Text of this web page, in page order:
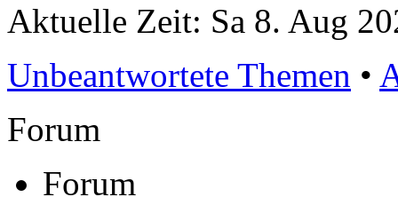
Aktuelle Zeit: Sa 8. Aug
Unbeantwortete Themen •
Forum
Forum